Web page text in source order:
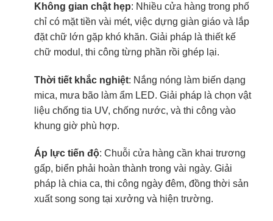
Không gian chật hẹp: Nhiều cửa hàng trong phố
chỉ có mặt tiền vài mét, việc dựng giàn giáo và lắp
đặt chữ lớn gặp khó khăn. Giải pháp là thiết kế
chữ modul, thi công từng phần rồi ghép lại.
Thời tiết khắc nghiệt: Nắng nóng làm biến dạng
mica, mưa bão làm ẩm LED. Giải pháp là chọn vật
liệu chống tia UV, chống nước, và thi công vào
khung giờ phù hợp.
Áp lực tiến độ: Chuỗi cửa hàng cần khai trương
gấp, biển phải hoàn thành trong vài ngày. Giải
pháp là chia ca, thi công ngày đêm, đồng thời sản
xuất song song tại xưởng và hiện trường.